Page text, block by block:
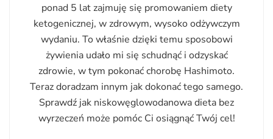
ponad 5 lat zajmuję się promowaniem diety
ketogenicznej, w zdrowym, wysoko odżywczym
wydaniu. To właśnie dzięki temu sposobowi
żywienia udało mi się schudnąć i odzyskać
zdrowie, w tym pokonać chorobę Hashimoto.
Teraz doradzam innym jak dokonać tego samego.
Sprawdź jak niskowęglowodanowa dieta bez
wyrzeczeń może pomóc Ci osiągnąć Twój cel!